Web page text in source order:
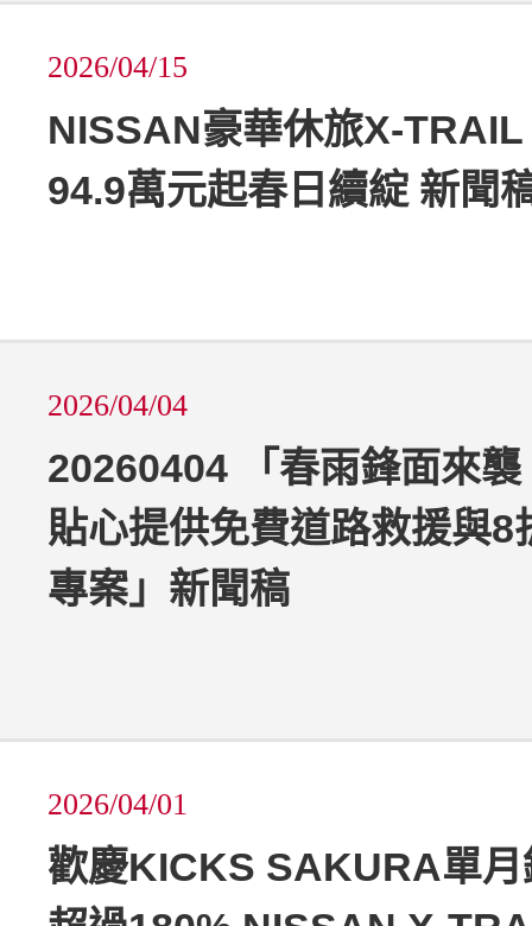
2026/04/15
NISSAN豪華休旅X-
94.9萬元起春日續綻 新聞
2026/04/04
20260404 「春雨鋒面來
貼心提供免費道路救援與8
專案」新聞稿
2026/04/01
歡慶KICKS SAKURA單月